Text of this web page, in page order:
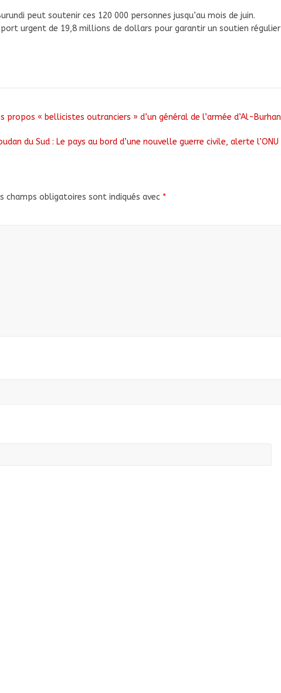
peut soutenir ces 120 000 personnes jusqu’au mois de juin.
urgent de 19,8 millions de dollars pour garantir un soutien régulier
propos « bellicistes outranciers » d’un général de l’armée d’Al-Burhan
du Sud : Le pays au bord d’une nouvelle guerre civile, alerte l’ONU
champs obligatoires sont indiqués avec *